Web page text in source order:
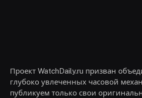
Проект WatchDaily.ru призван
глубоко увлеченных часовой
публикуем только свои